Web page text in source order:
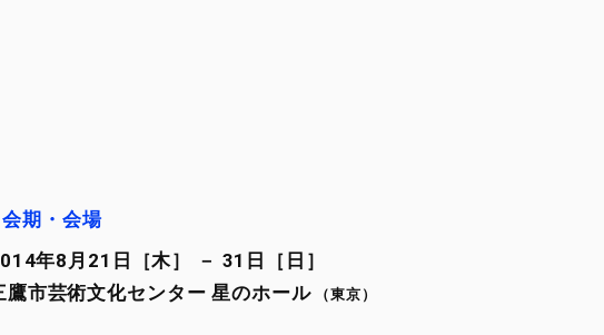
会期・会場
2014年8月21日［木］ － 31日［日］
三鷹市芸術文化センター 星のホール（東京）